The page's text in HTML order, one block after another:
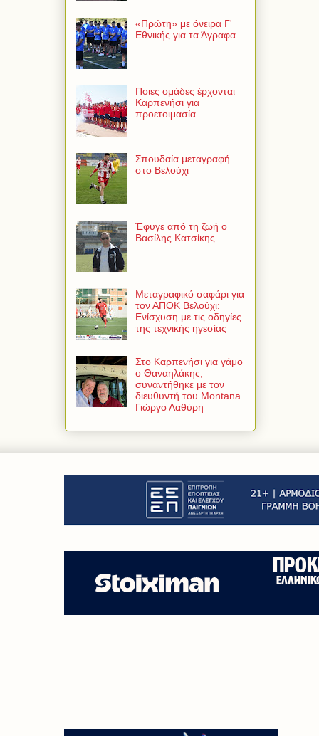
«Πρώτη» με όνειρα Γ'
Εθνικής για τα Άγραφα
Ποιες ομάδες έρχονται
Καρπενήσι για
προετοιμασία
Σπουδαία μεταγραφή
στο Βελούχι
Έφυγε από τη ζωή ο
Βασίλης Κατσίκης
Μεταγραφικό σαφάρι για
τον ΑΠΟΚ Βελούχι:
Ενίσχυση με τις οδηγίες
της τεχνικής ηγεσίας
Στο Καρπενήσι για γάμο
ο Θαναηλάκης,
συναντήθηκε με τον
διευθυντή του Montana
Γιώργο Λαθύρη